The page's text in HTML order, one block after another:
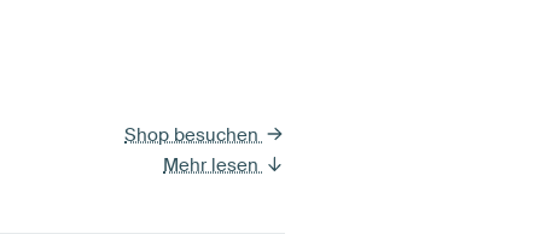
Shop besuchen
Mehr lesen